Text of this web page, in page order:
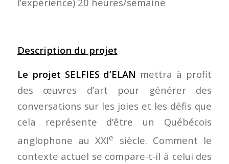
Description du projet
Le projet SELFIES d’ELAN mettra à profit
des œuvres d’art pour générer des
conversations sur les joies et les défis que
cela représente d’être un Québécois
anglophone au XXIe
siècle. Comment le
contexte actuel se compare-t-il à celui des